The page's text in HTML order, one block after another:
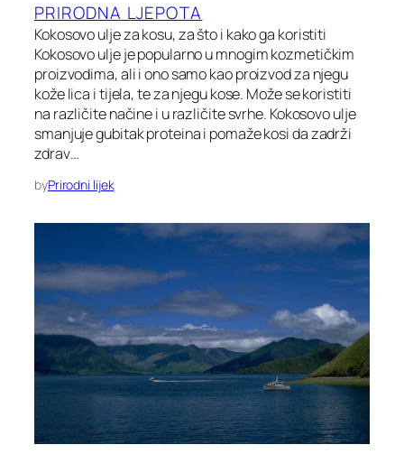
PRIRODNA LJEPOTA
Kokosovo ulje za kosu, za što i kako ga koristiti
Kokosovo ulje je popularno u mnogim kozmetičkim
proizvodima, ali i ono samo kao proizvod za njegu
kože lica i tijela, te za njegu kose. Može se koristiti
na različite načine i u različite svrhe. Kokosovo ulje
smanjuje gubitak proteina i pomaže kosi da zadrži
zdrav…
byPrirodni lijek